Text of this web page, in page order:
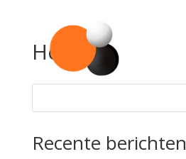
Home
Recente berichten